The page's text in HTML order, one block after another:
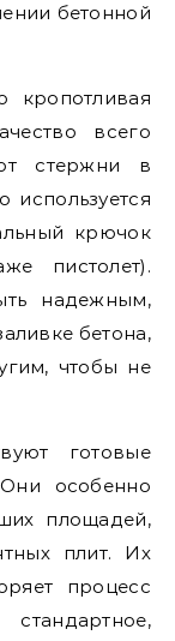
бетонной
кропотливая
всего
стержни в
используется
крючок
пистолет).
надежным,
бетона,
чтобы не
готовые
особенно
площадей,
плит. Их
процесс